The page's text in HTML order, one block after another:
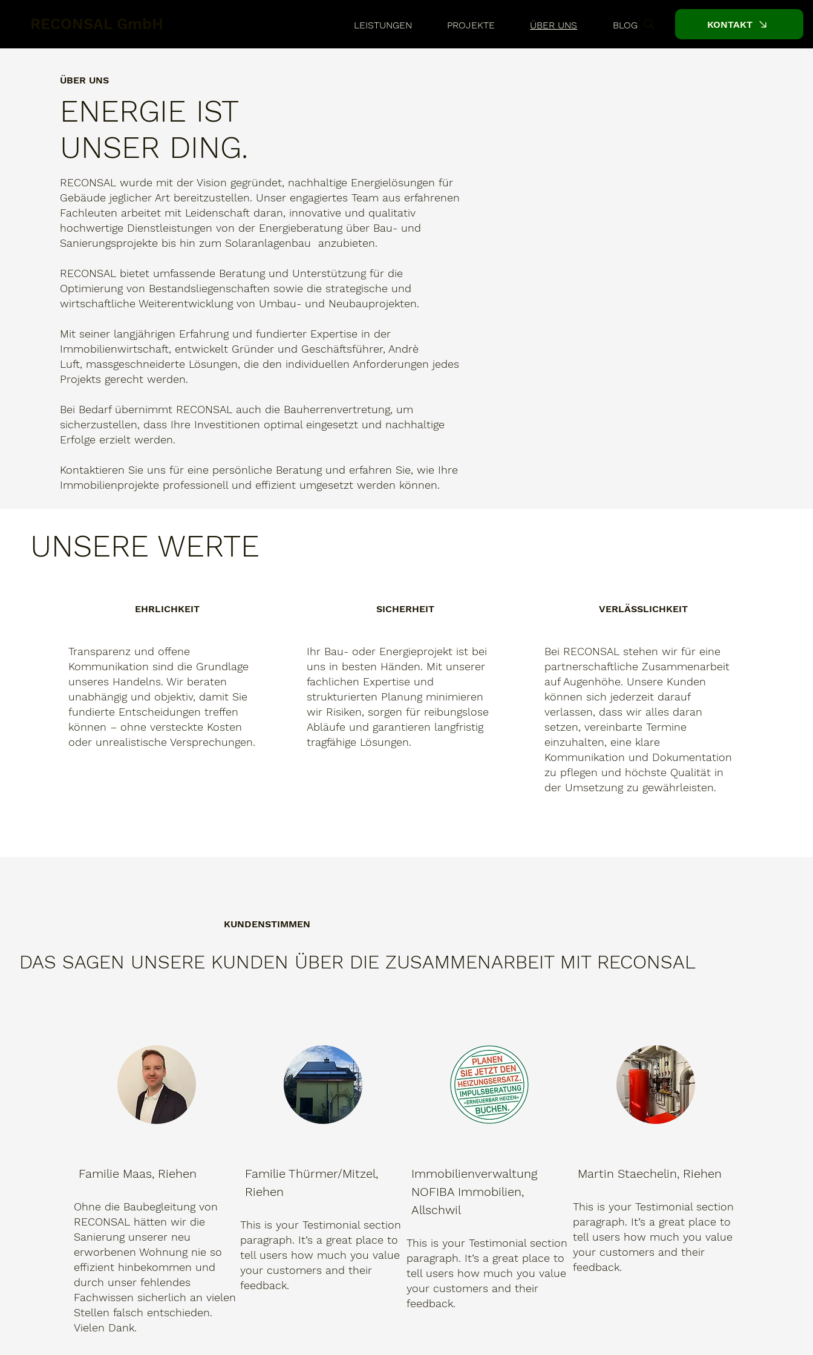
LEISTUNGEN PROJEKTE ÜBER UNS BLOG KONTAKT
Familie Maas, Riehen
Ohne die Baubegleitung von
RECONSAL hätten wir die
Sanierung unserer neu
erworbenen Wohnung nie so
effizient hinbekommen und
durch unser fehlendes
Fachwissen sicherlich an vielen
Stellen falsch entschieden.
Vielen Dank.
Familie Thürmer/Mitzel,
Riehen
This is your Testimonial section
paragraph. It’s a great place to
tell users how much you value
your customers and their
feedback.
Immobilienverwaltung
NOFIBA Immobilien,
Allschwil
This is your Testimonial section
paragraph. It’s a great place to
tell users how much you value
your customers and their
feedback.
Martin Staechelin, Riehen
This is your Testimonial section
paragraph. It’s a great place to
tell users how much you value
your customers and their
feedback.
ÜBER UNS
ENERGIE IST
UNSER DING.
RECONSAL wurde mit der Vision gegründet, nachhaltige Energielösungen für
Gebäude jeglicher Art bereitzustellen. Unser engagiertes Team aus erfahrenen
Fachleuten arbeitet mit Leidenschaft daran, innovative und qualitativ
hochwertige Dienstleistungen von der Energieberatung über Bau- und
Sanierungsprojekte bis hin zum Solaranlagenbau anzubieten.
RECONSAL bietet umfassende Beratung und Unterstützung für die
Optimierung von Bestandsliegenschaften sowie die strategische und
wirtschaftliche Weiterentwicklung von Umbau- und Neubauprojekten.
Mit seiner langjährigen Erfahrung und fundierter Expertise in der
Immobilienwirtschaft, entwickelt Gründer und Geschäftsführer, Andrè
Luft, massgeschneiderte Lösungen, die den individuellen Anforderungen jedes
Projekts gerecht werden.
Bei Bedarf übernimmt RECONSAL auch die Bauherrenvertretung, um
sicherzustellen, dass Ihre Investitionen optimal eingesetzt und nachhaltige
Erfolge erzielt werden.
Kontaktieren Sie uns für eine persönliche Beratung und erfahren Sie, wie Ihre
Immobilienprojekte professionell und effizient umgesetzt werden können.
UNSERE WERTE
EHRLICHKEIT
Transparenz und offene
Kommunikation sind die Grundlage
unseres Handelns. Wir beraten
unabhängig und objektiv, damit Sie
fundierte Entscheidungen treffen
können – ohne versteckte Kosten
oder unrealistische Versprechungen.
SICHERHEIT
Ihr Bau- oder Energieprojekt ist bei
uns in besten Händen. Mit unserer
fachlichen Expertise und
strukturierten Planung minimieren
wir Risiken, sorgen für reibungslose
Abläufe und garantieren langfristig
tragfähige Lösungen.
VERLÄSSLICHKEIT
Bei RECONSAL stehen wir für eine
partnerschaftliche Zusammenarbeit
auf Augenhöhe. Unsere Kunden
können sich jederzeit darauf
verlassen, dass wir alles daran
setzen, vereinbarte Termine
einzuhalten, eine klare
Kommunikation und Dokumentation
zu pflegen und höchste Qualität in
der Umsetzung zu gewährleisten.
KUNDENSTIMMEN
DAS SAGEN UNSERE KUNDEN ÜBER DIE ZUSAMMENARBEIT MIT RECONSAL